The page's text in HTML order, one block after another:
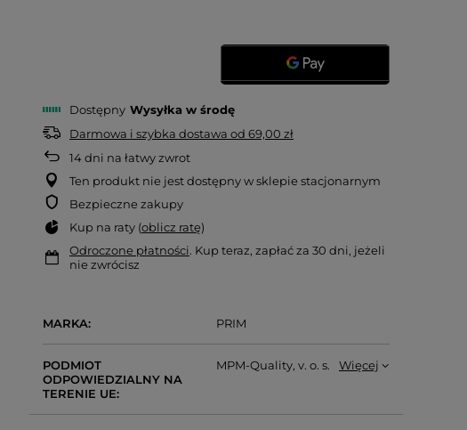
Dostępny Wysyłkaw środę
Darmowa i szybka dostawa od69,00 zł
14dni na łatwy zwrot
Ten produkt nie jest dostępny w sklepie stacjonarnym
Bezpieczne zakupy
Kup na raty (oblicz ratę)
Odroczone płatności. Kup teraz, zapłać za 30 dni, jeżeli
nie zwrócisz
MARKA PRIM
PODMIOT
ODPOWIEDZIALNY NA
TERENIE UE
MPM-Quality, v. o. s. Więcej